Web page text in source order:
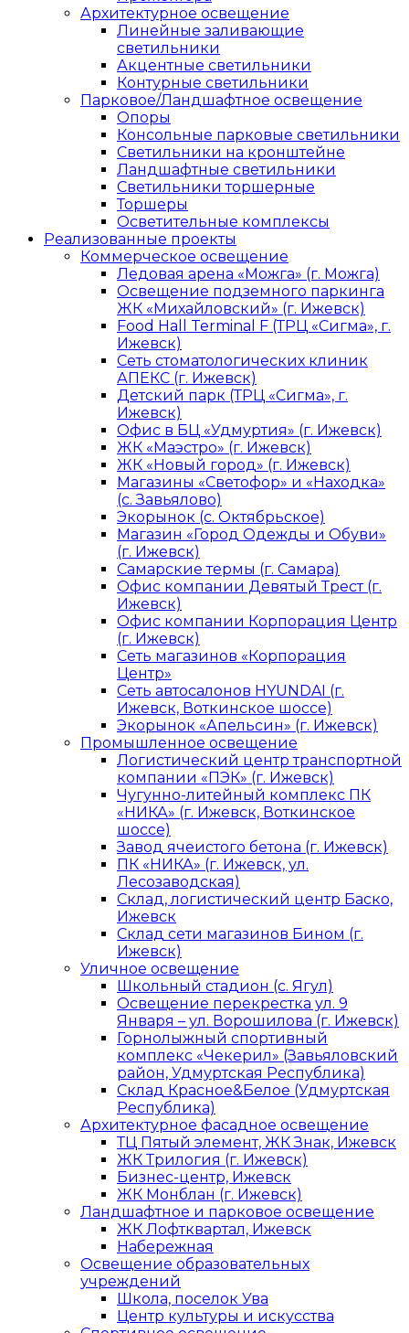
Архитектурное освещение
Линейные заливающие
светильники
Акцентные светильники
Контурные светильники
Парковое/Ландшафтное освещение
Опоры
Консольные парковые светильники
Светильники на кронштейне
Ландшафтные светильники
Светильники торшерные
Торшеры
Осветительные комплексы
Реализованные проекты
Коммерческое освещение
Ледовая арена «Можга» (г. Можга)
Освещение подземного паркинга
ЖК «Михайловский» (г. Ижевск)
Food Hall Terminal F (ТРЦ «Сигма», г.
Ижевск)
Сеть стоматологических клиник
АПЕКС (г. Ижевск)
Детский парк (ТРЦ «Сигма», г.
Ижевск)
Офис в БЦ «Удмуртия» (г. Ижевск)
ЖК «Маэстро» (г. Ижевск)
ЖК «Новый город» (г. Ижевск)
Магазины «Светофор» и «Находка»
(с. Завьялово)
Экорынок (с. Октябрьское)
Магазин «Город Одежды и Обуви»
(г. Ижевск)
Самарские термы (г. Самара)
Офис компании Девятый Трест (г.
Ижевск)
Офис компании Корпорация Центр
(г. Ижевск)
Сеть магазинов «Корпорация
Центр»
Сеть автосалонов HYUNDAI (г.
Ижевск, Воткинское шоссе)
Экорынок «Апельсин» (г. Ижевск)
Промышленное освещение
Логистический центр транспортной
компании «ПЭК» (г. Ижевск)
Чугунно-литейный комплекс ПК
«НИКА» (г. Ижевск, Воткинское
шоссе)
Завод ячеистого бетона (г. Ижевск)
ПК «НИКА» (г. Ижевск, ул.
Лесозаводская)
Склад, логистический центр Баско,
Ижевск
Склад сети магазинов Бином (г.
Ижевск)
Уличное освещение
Школьный стадион (с. Ягул)
Освещение перекрестка ул. 9
Января – ул. Ворошилова (г. Ижевск)
Горнолыжный спортивный
комплекс «Чекерил» (Завьяловский
район, Удмуртская Республика)
Склад Красное&Белое (Удмуртская
Республика)
Архитектурное фасадное освещение
ТЦ Пятый элемент, ЖК Знак, Ижевск
ЖК Трилогия (г. Ижевск)
Бизнес-центр, Ижевск
ЖК Монблан (г. Ижевск)
Ландшафтное и парковое освещение
ЖК Лофтквартал, Ижевск
Набережная
Освещение образовательных
учреждений
Школа, поселок Ува
Центр культуры и искусства